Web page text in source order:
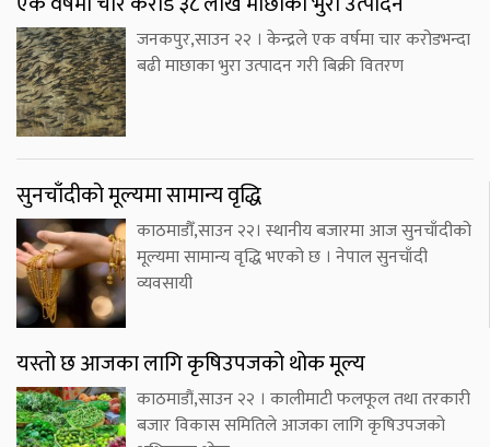
जनकपुर,साउन २२ । केन्द्रले एक वर्षमा चार करोडभन्दा
बढी माछाका भुरा उत्पादन गरी बिक्री वितरण
सुनचाँदीको मूल्यमा सामान्य वृद्धि
काठमाडौँ,साउन २२। स्थानीय बजारमा आज सुनचाँदीको
मूल्यमा सामान्य वृद्धि भएको छ । नेपाल सुनचाँदी
व्यवसायी
यस्तो छ आजका लागि कृषिउपजको थोक मूल्य
काठमाडौं,साउन २२ । कालीमाटी फलफूल तथा तरकारी
बजार विकास समितिले आजका लागि कृषिउपजको